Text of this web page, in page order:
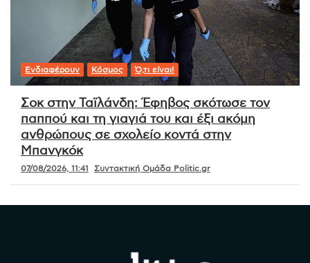
Ενδιαφέρουν Κόσμος Ό,τι είναι!
Σοκ στην Ταϊλάνδη: Έφηβος σκότωσε τον
παππού και τη γιαγιά του και έξι ακόμη
ανθρώπους σε σχολείο κοντά στην
Μπανγκόκ
07/08/2026, 11:41 Συντακτική Ομάδα Politic.gr